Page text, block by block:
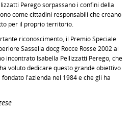
Perego sorpassano i confini della
come cittadini responsabili che creano
per il proprio territorio.
riconoscimento, il Premio Speciale
Sassella docg Rocce Rosse 2002 al
incontrato Isabella Pellizzatti Perego, che
voluto dedicare questo grande obiettivo
l'azienda nel 1984 e che gli ha